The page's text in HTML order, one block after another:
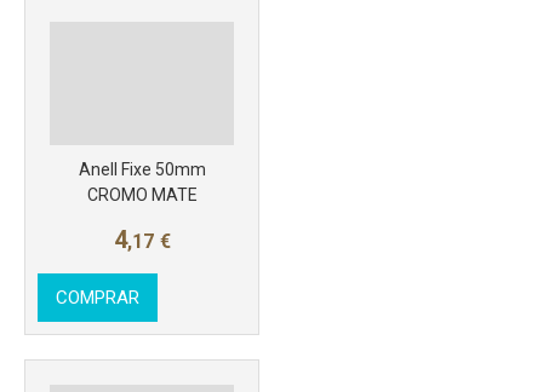
Anell Fixe 50mm
CROMO MATE
4,17 €
COMPRAR